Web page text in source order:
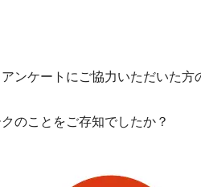
ンケートにご協力いただいた方
のことをご存知でしたか？